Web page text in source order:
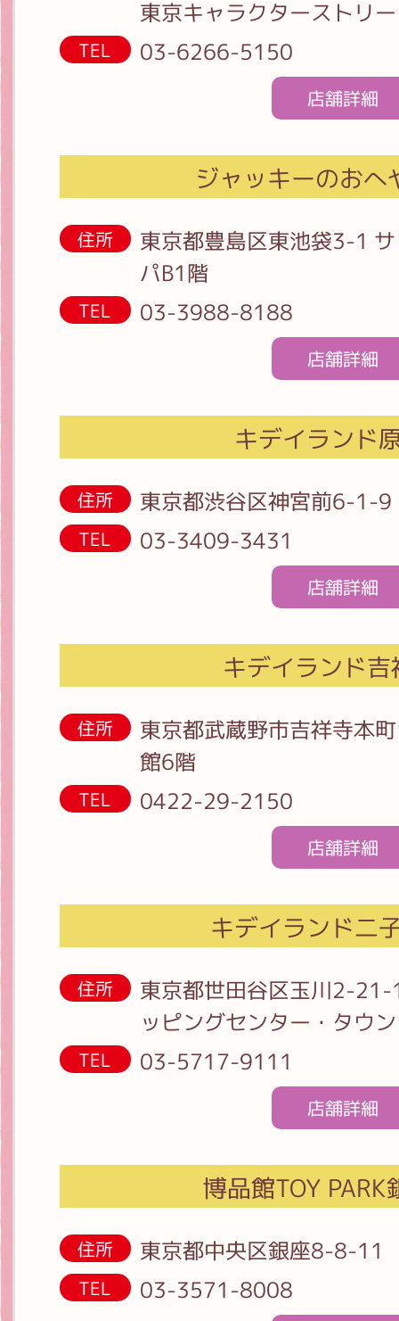
東京キャラクターストリ
TEL 03-6266-5150
店舗詳細
ジャッキーのおへ
住所
東京都豊島区東池袋3-1
パB1階
TEL 03-3988-8188
店舗詳細
キデイランド
住所 東京都渋谷区神宮前6-1-9
TEL 03-3409-3431
店舗詳細
キデイランド
住所
東京都武蔵野市吉祥寺本
館6階
TEL 0422-29-2150
店舗詳細
キデイランド二
住所
東京都世田谷区玉川2-
ッピングセンター・タウ
TEL 03-5717-9111
店舗詳細
博品館TOY PARK
住所 東京都中央区銀座8-8-11
TEL 03-3571-8008